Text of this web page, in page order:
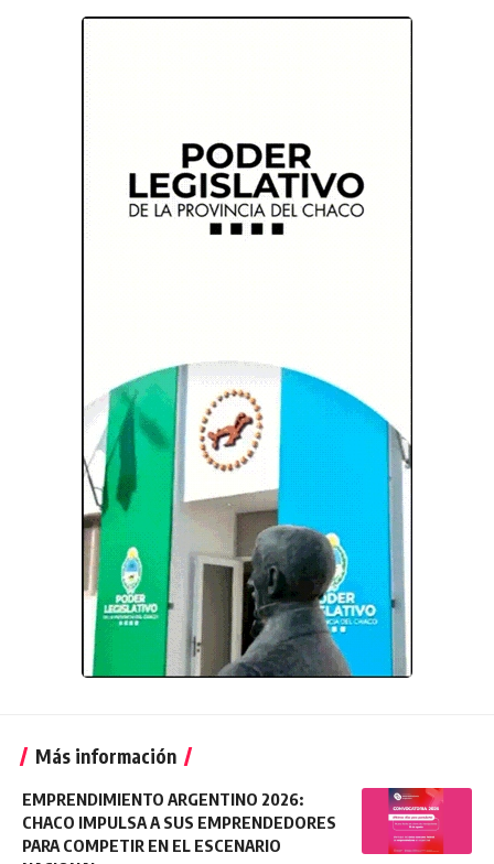
Más información
EMPRENDIMIENTO ARGENTINO 2026:
CHACO IMPULSA A SUS EMPRENDEDORES
PARA COMPETIR EN EL ESCENARIO